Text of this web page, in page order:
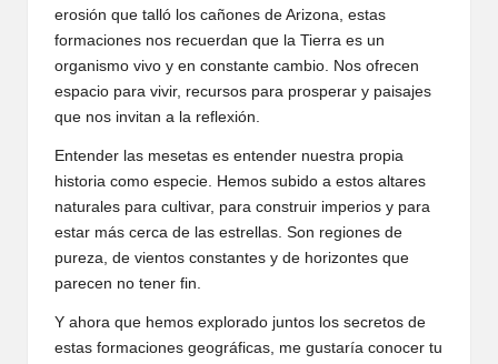
erosión que talló los cañones de Arizona, estas
formaciones nos recuerdan que la Tierra es un
organismo vivo y en constante cambio. Nos ofrecen
espacio para vivir, recursos para prosperar y paisajes
que nos invitan a la reflexión.
Entender las mesetas es entender nuestra propia
historia como especie. Hemos subido a estos altares
naturales para cultivar, para construir imperios y para
estar más cerca de las estrellas. Son regiones de
pureza, de vientos constantes y de horizontes que
parecen no tener fin.
Y ahora que hemos explorado juntos los secretos de
estas formaciones geográficas, me gustaría conocer tu